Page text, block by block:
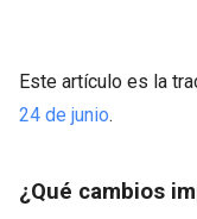
Este artículo es la
24 de junio.
¿Qué cambios